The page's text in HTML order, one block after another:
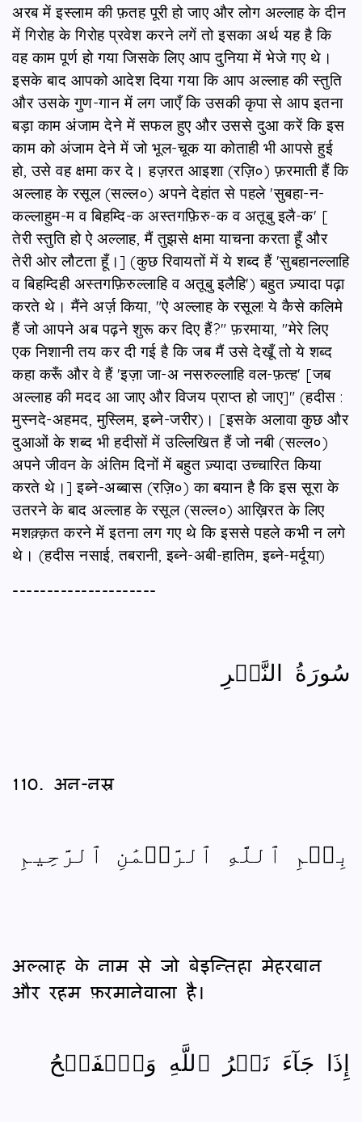
अरब में इस्लाम की फ़तह पूरी हो जाए और लोग अल्लाह के दीन
में गिरोह के गिरोह प्रवेश करने लगें तो इसका अर्थ यह है कि
वह काम पूर्ण हो गया जिसके लिए आप दुनिया में भेजे गए थे।
इसके बाद आपको आदेश दिया गया कि आप अल्लाह की स्तुति
और उसके गुण-गान में लग जाएँ कि उसकी कृपा से आप इतना
बड़ा काम अंजाम देने में सफल हुए और उससे दुआ करें कि इस
काम को अंजाम देने में जो भूल-चूक या कोताही भी आपसे हुई
हो, उसे वह क्षमा कर दे। हज़रत आइशा (रज़ि०) फ़रमाती हैं कि
अल्लाह के रसूल (सल्ल०) अपने देहांत से पहले 'सुबहा-न-
कल्लाहुम-म व बिहम्दि-क अस्तगफ़िरु-क व अतूबु इलै-क' [
तेरी स्तुति हो ऐ अल्लाह, मैं तुझसे क्षमा याचना करता हूँ और
तेरी ओर लौटता हूँ।] (कुछ रिवायतों में ये शब्द हैं 'सुबहानल्लाहि
व बिहम्दिही अस्तगफ़िरुल्लाहि व अतूबु इलैहि') बहुत ज़्यादा पढ़ा
करते थे। मैंने अर्ज़ किया, "ऐ अल्लाह के रसूल! ये कैसे कलिमे
हैं जो आपने अब पढ़ने शुरू कर दिए हैं?" फ़रमाया, "मेरे लिए
एक निशानी तय कर दी गई है कि जब मैं उसे देखूँ तो ये शब्द
कहा करूँ और वे हैं 'इज़ा जा-अ नसरुल्लाहि वल-फ़त्ह' [जब
अल्लाह की मदद आ जाए और विजय प्राप्त हो जाए]" (हदीस :
मुस्नदे-अहमद, मुस्लिम, इब्ने-जरीर)। [इसके अलावा कुछ और
दुआओं के शब्द भी हदीसों में उल्लिखित हैं जो नबी (सल्ल०)
अपने जीवन के अंतिम दिनों में बहुत ज़्यादा उच्चारित किया
करते थे।] इब्ने-अब्बास (रज़ि०) का बयान है कि इस सूरा के
उतरने के बाद अल्लाह के रसूल (सल्ल०) आख़िरत के लिए
मशक़्क़त करने में इतना लग गए थे कि इससे पहले कभी न लगे
थे। (हदीस नसाई, तबरानी, इब्ने-अबी-हातिम, इब्ने-मर्दूया)
---------------------
سُورَةُ النَّصۡرِ
110. अन-नस्र
بِسۡمِ ٱللَّهِ ٱلرَّحۡمَٰنِ ٱلرَّحِيمِ
अल्लाह के नाम से जो बेइन्तिहा मेहरबान
और रहम फ़रमानेवाला है।
إِذَا جَآءَ نَصۡرُ ٱللَّهِ وَٱلۡفَتۡحُ